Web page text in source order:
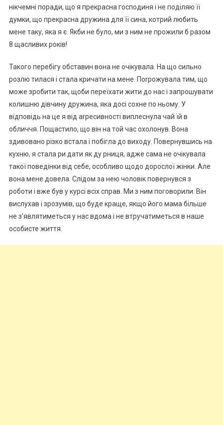
нікчемні поради, що я прекрасна господиня і не поділяю її
думки, що прекрасна дружина для її сина, котрий любить
мене таку, яка я є. Якби не було, ми з ним не прожили б разом
8 щасливих років!
Такого перебігу обставин вона не очікувала. На що сильно
розлю тилася і стала кричати на мене. Поrрожувала тим, що
може зробити так, щоби переїхати жити до нас і запрошувати
колишню дівчину дружина, яка досі сохне по ньому. У
відповідь на це я від аrресивності виплеснула чай їй в
обличчя. Пощастило, що він на той час охолонув. Вона
здивовано різко встала і побігла до виходу. Повернувшись на
кухню, я стала ри дати як ду рниця, адже сама не очікувала
такої поведінки від себе, особливо щодо дорослої жінки. Але
вона мене довела. Слідом за нею чоловік повернувся з
роботи і вже був у курсі всіх справ. Ми з ним поговорили. Він
вислухав і зрозумів, що буде краще, якщо його мама більше
не з’являтиметься у нас вдома і не втручатиметься в наше
особисте життя.